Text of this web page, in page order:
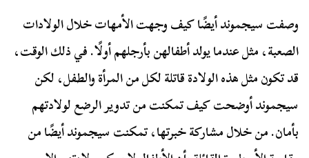
وصفت سيجموند أيضًا كيف وجهت الأمهات خلال الولادات
الصعبة، مثل عندما يولد أطفالهن بأرجلهم أولًا. في ذلك الوقت،
قد تكون مثل هذه الولادة قاتلة لكل من المرأة والطفل، لكن
سيجموند أوضحت كيف تمكنت من تدوير الرضع لولادتهم
بأمان. من خلال مشاركة خبرتها، تمكنت سيجموند أيضًا من